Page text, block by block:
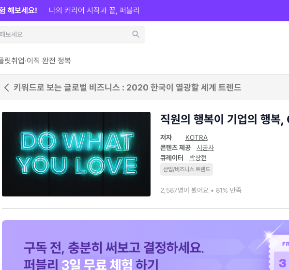
릿취업·이직 완전 정복
해보세요! 나의 커리어 시작과 끝, 퍼블리
키워드로 보는 글로벌 비즈니스 : 2020 한국이 열광할 세계 트렌드
직원의 행복이 기업의 행
저자
KOTRA
콘텐츠 제공
시공사
큐레이터
박상현
산업/비즈니스 트렌드
2,587명이 봤어요 • 81% 만족